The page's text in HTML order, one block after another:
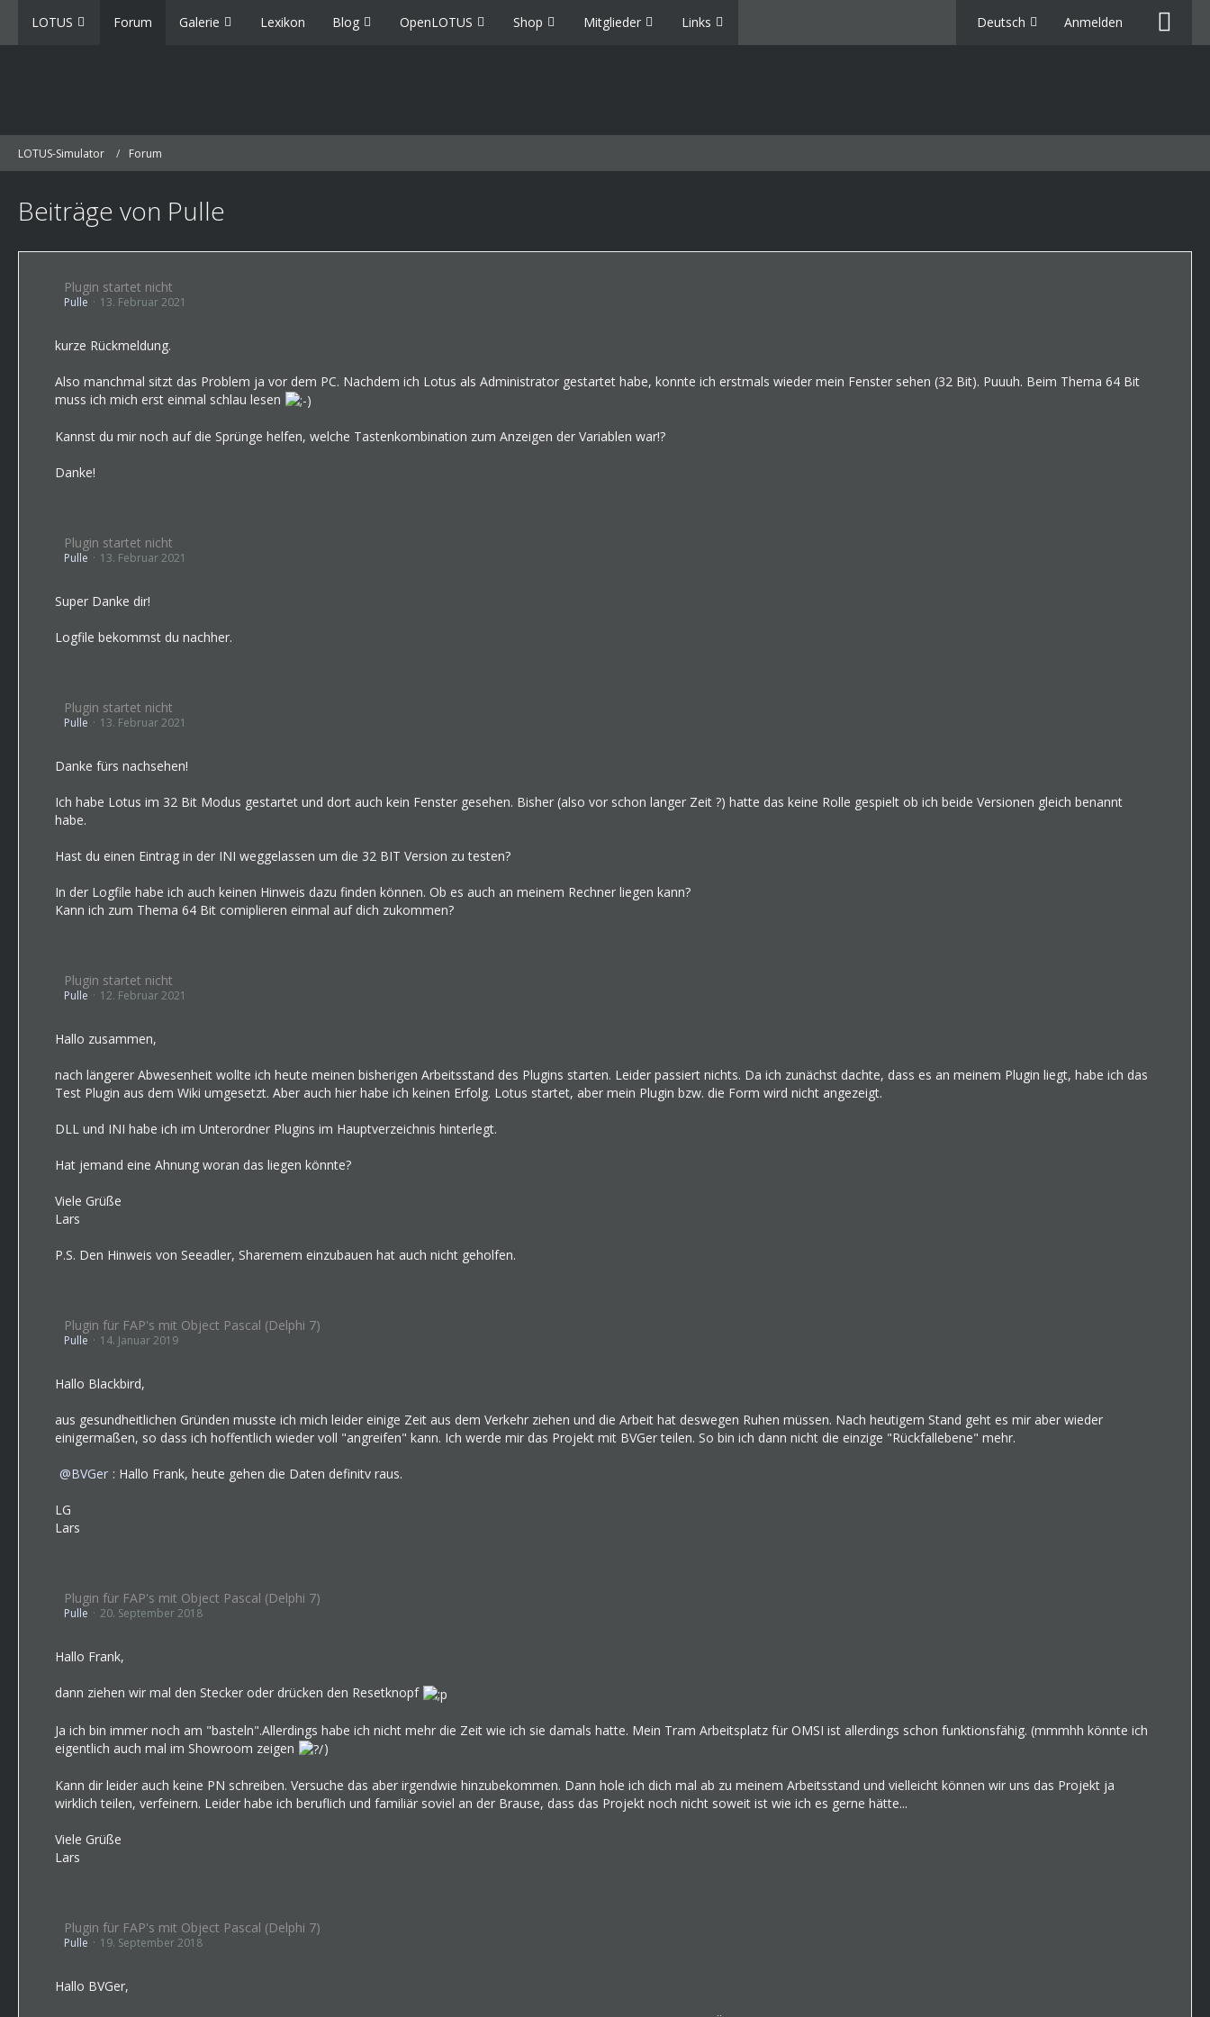
LOTUS Forum Galerie Lexikon Blog OpenLOTUS Shop Mitglieder Links Deutsch Anmelden
LOTUS-Simulator Forum
Beiträge von Pulle
Plugin startet nicht
Pulle 13. Februar 2021
kurze Rückmeldung.
Also manchmal sitzt das Problem ja vor dem PC. Nachdem ich Lotus als Administrator gestartet habe, konnte ich erstmals wieder mein Fenster sehen (32 Bit). Puuuh. Beim Thema 64 Bit
muss ich mich erst einmal schlau lesen
Kannst du mir noch auf die Sprünge helfen, welche Tastenkombination zum Anzeigen der Variablen war!?
Danke!
Plugin startet nicht
Pulle 13. Februar 2021
Super Danke dir!
Logfile bekommst du nachher.
Plugin startet nicht
Pulle 13. Februar 2021
Danke fürs nachsehen!
Ich habe Lotus im 32 Bit Modus gestartet und dort auch kein Fenster gesehen. Bisher (also vor schon langer Zeit ?) hatte das keine Rolle gespielt ob ich beide Versionen gleich benannt
habe.
Hast du einen Eintrag in der INI weggelassen um die 32 BIT Version zu testen?
In der Logfile habe ich auch keinen Hinweis dazu finden können. Ob es auch an meinem Rechner liegen kann?
Kann ich zum Thema 64 Bit comiplieren einmal auf dich zukommen?
Plugin startet nicht
Pulle 12. Februar 2021
Hallo zusammen,
nach längerer Abwesenheit wollte ich heute meinen bisherigen Arbeitsstand des Plugins starten. Leider passiert nichts. Da ich zunächst dachte, dass es an meinem Plugin liegt, habe ich das
Test Plugin aus dem Wiki umgesetzt. Aber auch hier habe ich keinen Erfolg. Lotus startet, aber mein Plugin bzw. die Form wird nicht angezeigt.
DLL und INI habe ich im Unterordner Plugins im Hauptverzeichnis hinterlegt.
Hat jemand eine Ahnung woran das liegen könnte?
Viele Grüße
Lars
P.S. Den Hinweis von Seeadler, Sharemem einzubauen hat auch nicht geholfen.
Plugin für FAP's mit Object Pascal (Delphi 7)
Pulle 14. Januar 2019
Hallo Blackbird,
aus gesundheitlichen Gründen musste ich mich leider einige Zeit aus dem Verkehr ziehen und die Arbeit hat deswegen Ruhen müssen. Nach heutigem Stand geht es mir aber wieder
einigermaßen, so dass ich hoffentlich wieder voll "angreifen" kann. Ich werde mir das Projekt mit BVGer teilen. So bin ich dann nicht die einzige "Rückfallebene" mehr.
BVGer : Hallo Frank, heute gehen die Daten definitv raus.
LG
Lars
Plugin für FAP's mit Object Pascal (Delphi 7)
Pulle 20. September 2018
Hallo Frank,
dann ziehen wir mal den Stecker oder drücken den Resetknopf
Ja ich bin immer noch am "basteln".Allerdings habe ich nicht mehr die Zeit wie ich sie damals hatte. Mein Tram Arbeitsplatz für OMSI ist allerdings schon funktionsfähig. (mmmhh könnte ich
eigentlich auch mal im Showroom zeigen
)
Kann dir leider auch keine PN schreiben. Versuche das aber irgendwie hinzubekommen. Dann hole ich dich mal ab zu meinem Arbeitsstand und vielleicht können wir uns das Projekt ja
wirklich teilen, verfeinern. Leider habe ich beruflich und familiär soviel an der Brause, dass das Projekt noch nicht soweit ist wie ich es gerne hätte...
Viele Grüße
Lars
Plugin für FAP's mit Object Pascal (Delphi 7)
Pulle 19. September 2018
Hallo BVGer,